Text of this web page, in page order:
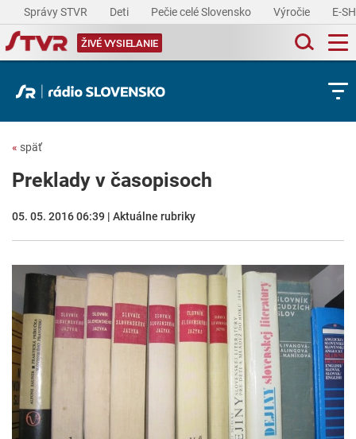
Správy STVR Deti Pečie celé Slovensko Výročie E-
ŽIVÉ VYSIELANIE
« späť
Preklady v časopisoch
05. 05. 2016 06:39 | Aktuálne rubriky